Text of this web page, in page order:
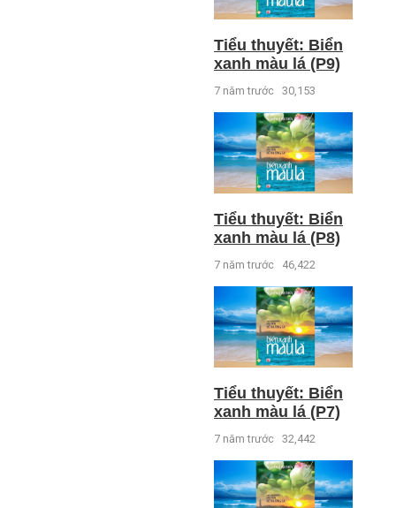
Tiểu thuyết: Biển
xanh màu lá (P9)
7 năm trước 30,153
Tiểu thuyết: Biển
xanh màu lá (P8)
7 năm trước 46,422
Tiểu thuyết: Biển
xanh màu lá (P7)
7 năm trước 32,442